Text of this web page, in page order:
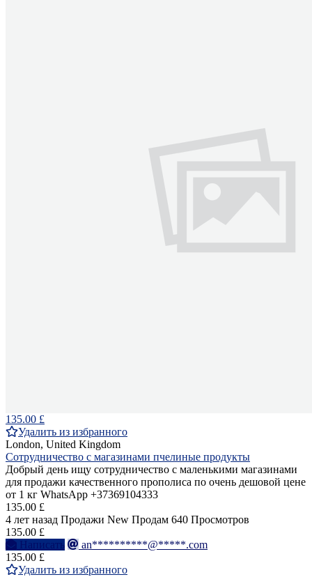
135.00 £
Удалить из избранного
London, United Kingdom
Сотрудничество с магазинами пчелиные продукты
Добрый день ищу сотрудничество с маленькими магазинами
для продажи качественного прополиса по очень дешовой цене
от 1 кг WhatsApp +37369104333
135.00 £
4 лет назад Продажи New Продам 640 Просмотров
135.00 £
Написать
an**********@*****.com
135.00 £
Удалить из избранного